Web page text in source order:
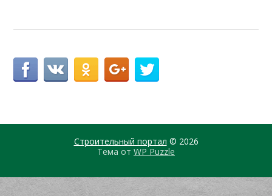
Строительный портал © 2026
Тема от WP Puzzle